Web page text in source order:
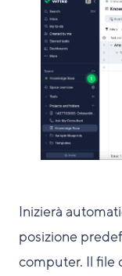
Inizierà
posizione
computer. Il file